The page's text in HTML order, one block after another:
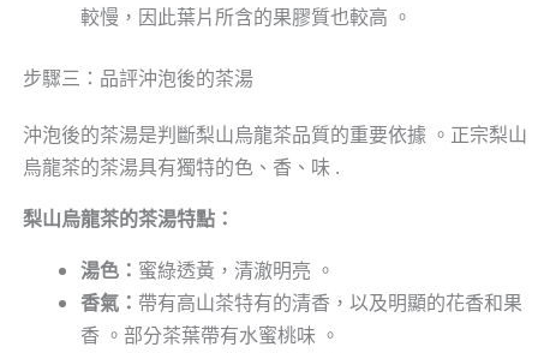
較慢，因此葉片所含的果膠質也較高 。
步驟三：品評沖泡後的茶湯
沖泡後的茶湯是判斷梨山烏龍茶品質的重要依據 。正宗梨山
烏龍茶的茶湯具有獨特的色、香、味 .
梨山烏龍茶的茶湯特點：
湯色： 蜜綠透黃，清澈明亮 。
香氣： 帶有高山茶特有的清香，以及明顯的花香和果
香 。部分茶葉帶有水蜜桃味 。